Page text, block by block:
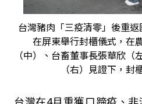
台灣豬肉「三疫清零」後重
在屏東舉行封櫃儀式，在
（中）、台畜董事長張華欣
（右）見證下，封